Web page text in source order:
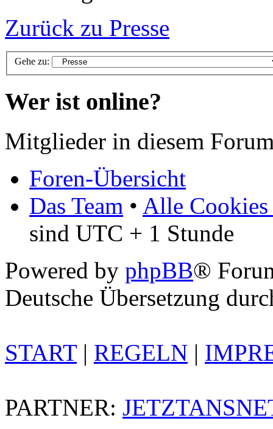
Zurück zu Presse
Gehe zu:
Wer ist online?
Mitglieder in diesem
Foren-Übersicht
Das Team • Alle Cookies
sind UTC + 1 Stunde
Powered by phpBB®
Deutsche Übersetzung
START| REGELN |
PARTNER: